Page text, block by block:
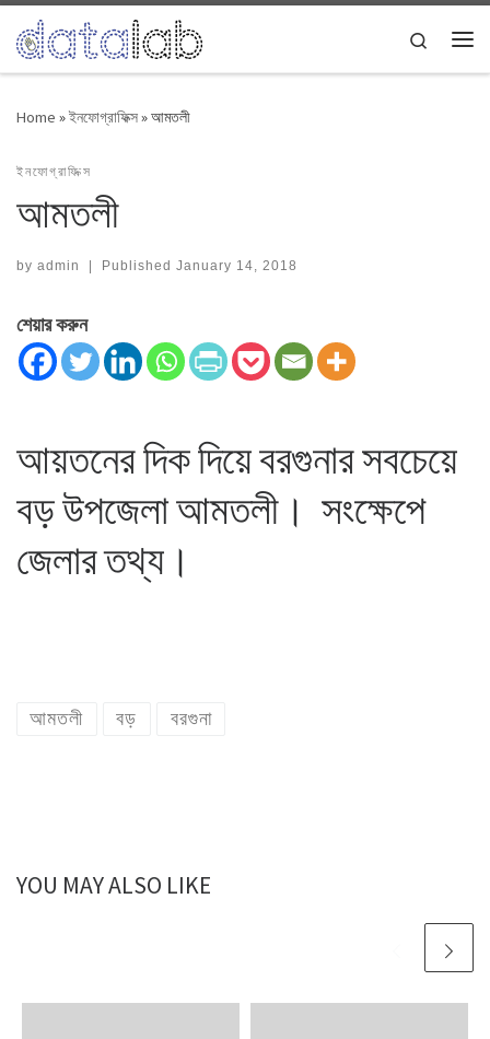
Skip to content
Search
Home »ইনফোগ্রাফিক্স»আমতলী
ইনফোগ্রাফিক্স
আমতলী
by admin | Published January 14, 2018
শেয়ার করুন
আয়তনের দিক দিয়ে বরগুনার সবচেয়ে
বড় উপজেলা আমতলী। সংক্ষেপে
জেলার তথ্য।
আমতলী বড় বরগুনা
YOU MAY ALSO LIKE